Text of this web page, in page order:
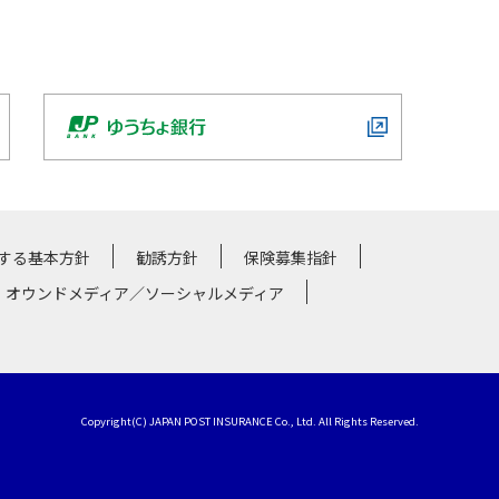
る基本方針 勧誘方針
保険募集指針
オウンドメディア／ソーシャルメディア
Copyright(C) JAPAN POST INSURANCE Co., Ltd. All Rights Reserved.